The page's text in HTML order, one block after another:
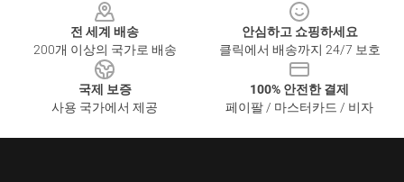
전 세계 배송
200개 이상의 국가로 배송
안심하고 쇼핑하세요
클릭에서 배송까지 24/7 보호
국제 보증
사용 국가에서 제공
100% 안전한 결제
페이팔 / 마스터카드 / 비자